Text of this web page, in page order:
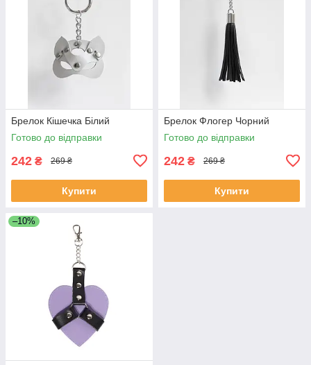
Брелок Кішечка Білий
Готово до відправки
242 ₴ 269 ₴
Купити
Брелок Флогер Чорний
Готово до відправки
242 ₴ 269 ₴
Купити
–10%